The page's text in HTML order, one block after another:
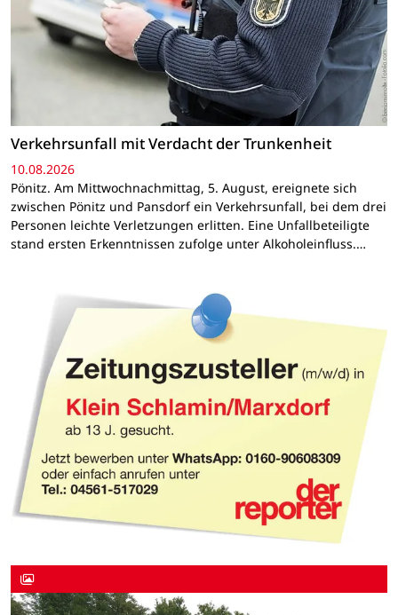
Verkehrsunfall mit Verdacht der Trunkenheit
10.08.2026
Pönitz. Am Mittwochnachmittag, 5. August, ereignete sich
zwischen Pönitz und Pansdorf ein Verkehrsunfall, bei dem drei
Personen leichte Verletzungen erlitten. Eine Unfallbeteiligte
stand ersten Erkenntnissen zufolge unter Alkoholeinfluss.…